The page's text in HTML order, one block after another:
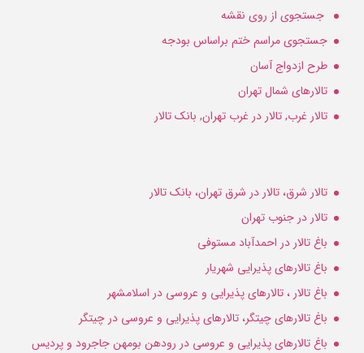
جستجوی از روی نقشه
جستجوی مراسم ختم براساس بودجه
طرح ازدواج آسان
تالارهای شمال تهران
تالار غرب, تالار در غرب تهران, بانک تالار
تالار شرق، تالار در شرق تهران، بانک تالار
تالار در جنوب تهران
باغ تالار در احمدآباد مستوفی
باغ تالارهای پذیرایی شهریار
باغ تالار ، تالارهای پذیرایی و عروسی در اسلامشهر
باغ تالارهای چیتگر، تالارهای پذیرایی و عروسی در چیتگر
باغ تالارهای پذیرایی و عروسی در رودهن بومهن جاجرود و پردیس